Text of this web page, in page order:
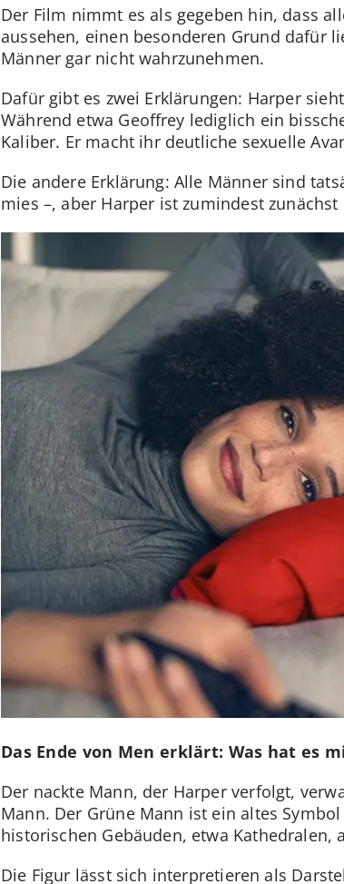
Der Film nimmt es als gegeben hin, dass
aussehen, einen besonderen Grund dafür
Männer gar nicht wahrzunehmen.
Dafür gibt es zwei Erklärungen: Harper
Während etwa Geoffrey lediglich ein
Kaliber. Er macht ihr deutliche sexuelle
Die andere Erklärung: Alle Männer sind
mies –, aber Harper ist zumindest
Das Ende von Men erklärt: Was hat es
Der nackte Mann, der Harper verfolgt,
Mann. Der Grüne Mann ist ein altes
historischen Gebäuden, etwa Kathedralen,
Die Figur lässt sich interpretieren als